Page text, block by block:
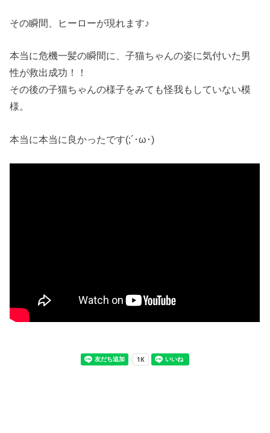
その瞬間、ヒーローが現れます♪
本当に危機一髪の瞬間に、子猫ちゃんの姿に気付いた男
性が救出成功！！
その後の子猫ちゃんの様子をみても怪我もしていない模
様。
本当に本当に良かったです(;´･ω･)